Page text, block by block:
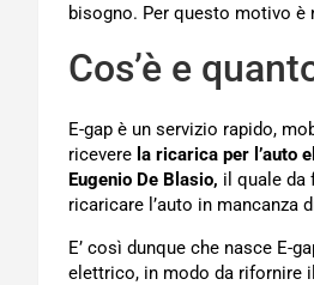
bisogno. Per questo motivo è
Cos’è e
E-gap è un servizio rapido,
ricevere la ricarica per l’auto
Eugenio De Blasio, il quale da
ricaricare l’auto in mancanza
E’ così dunque che nasce E-
elettrico, in modo da rifornire